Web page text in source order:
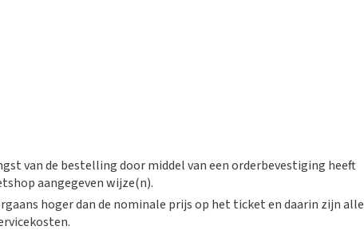
van de bestelling door middel van een orderbevestiging heeft
aangegeven wijze(n).
hoger dan de nominale prijs op het ticket en daarin zijn alle